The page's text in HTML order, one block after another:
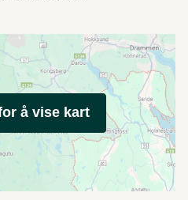
å vise kart